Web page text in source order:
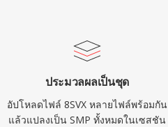
ประมวลผลเป็นชุด
อัปโหลดไฟล์ 8SVX หลายไฟล์พร้อมกัน
แล้วแปลงเป็น SMP ทั้งหมดในเซสชัน